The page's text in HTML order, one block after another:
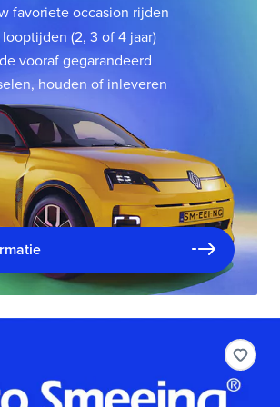
favoriete occasion rijden
(2, 3 of 4 jaar)
vooraf gegarandeerd
houden of inleveren